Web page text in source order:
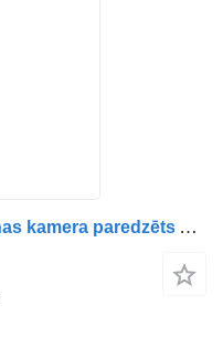
Cameră de Frânare bremzēšanas kamera paredzēts AXA Motrică DAF 1686001 / 9254811500 / 1360929 / A0204203018 / 0204203018 / 3530015A4A-11 kravas automašīnas